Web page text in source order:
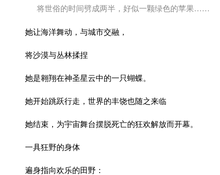
将世俗的时间劈成两半，好似一颗绿色的苹果……
她让海洋舞动，与城市交融，
将沙漠与丛林揉捏
她是翱翔在神圣星云中的一只蝴蝶。
她开始跳跃行走，世界的丰饶也随之来临
她结束，为宇宙舞台摆脱死亡的狂欢解放而开幕。
一具狂野的身体
遍身指向欢乐的田野：